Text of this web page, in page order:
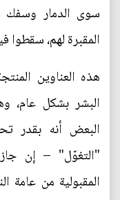
سوى الدمار وسفك
المقبرة لهم،
هذه العناوين
البشر بشكل عام،
البعض أنه بقدر
"التغوّل" – إن
المقبولية من